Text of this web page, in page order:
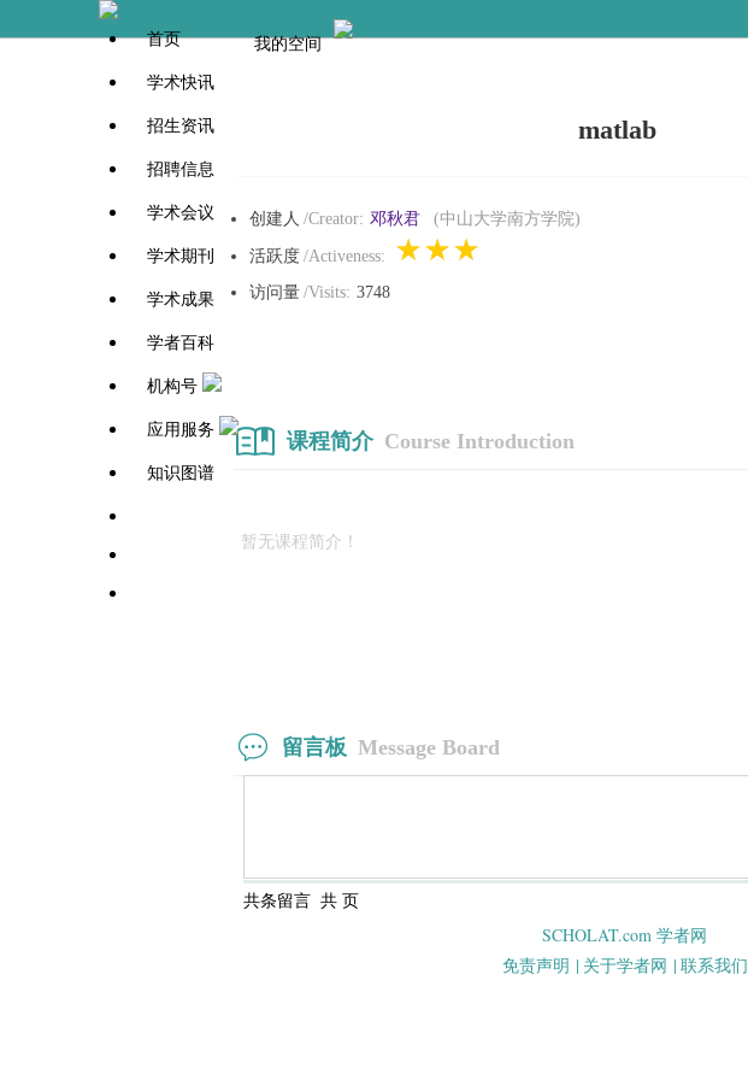
首页
学术快讯
招生资讯
招聘信息
学术会议
学术期刊
学术成果
学者百科
机构号
应用服务
知识图谱
我的空间
matlab
创建人 /Creator: 邓秋君 (中山大学南方学院)
活跃度 /Activeness:
访问量 /Visits: 3748
课程简介 Course Introduction
暂无课程简介！
留言板 Message Board
共条留言 共 页
SCHOLAT.com 学者网
免责声明 | 关于学者网 | 联系我们